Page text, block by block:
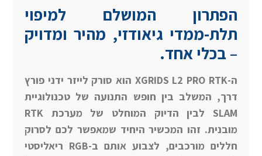
הפתרון המושלם למיפוי
תלת-ממדי גיאודזי, מהיר ומדויק
– בכלי אחד.
ה-XGRIDS L2 PRO RTK הוא סורק לייזר ידני פורץ
דרך, המשלב בין חופש התנועה של טכנולוגיית
SLAM לבין הדיוק המוחלט של מערכת RTK
מובנית. זהו המכשיר היחיד שמאפשר לכם לסרוק
חללים מורכבים, לצבוע אותם ב-RGB ריאליסטי